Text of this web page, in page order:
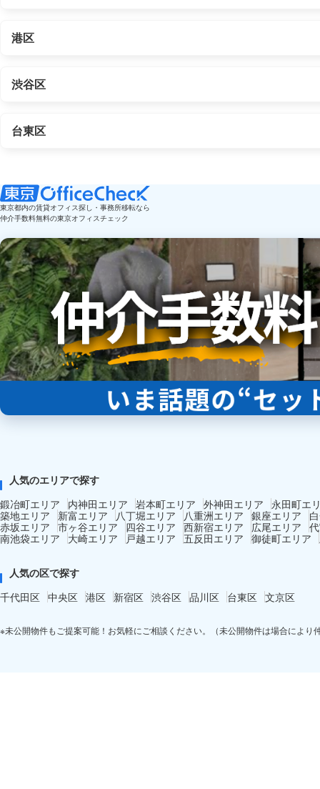
港区
渋谷区
台東区
東京都内の賃貸オフィス探し・事務所移転なら
仲介手数料無料の東京オフィスチェック
人気のエリアで探す
鍛冶町エリア
内神田エリア 岩本町エリア 外神田エリア
永田町エ
築地エリア
新富エリア 八丁堀エリア 八重洲エリア 銀座エリア
赤坂エリア 市ヶ谷エリア 四谷エリア 西新宿エリア 広尾エリア
南池袋エリア
大崎エリア 戸越エリア 五反田エリア 御徒町エリア
人気の区で探す
千代田区 中央区 港区 新宿区 渋谷区 品川区 台東区 文京区
※未公開物件もご提案可能！お気軽にご相談ください。（未公開物件は場合により